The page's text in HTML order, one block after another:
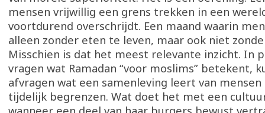
mensen vrijwillig een grens trekken in een
voortdurend overschrijdt. Een maand waarin
alleen zonder eten te leven, maar ook niet
Misschien is dat het meest relevante inzicht. In
vragen wat Ramadan “voor moslims” betekent,
afvragen wat een samenleving leert van
tijdelijk begrenzen. Wat doet het met een